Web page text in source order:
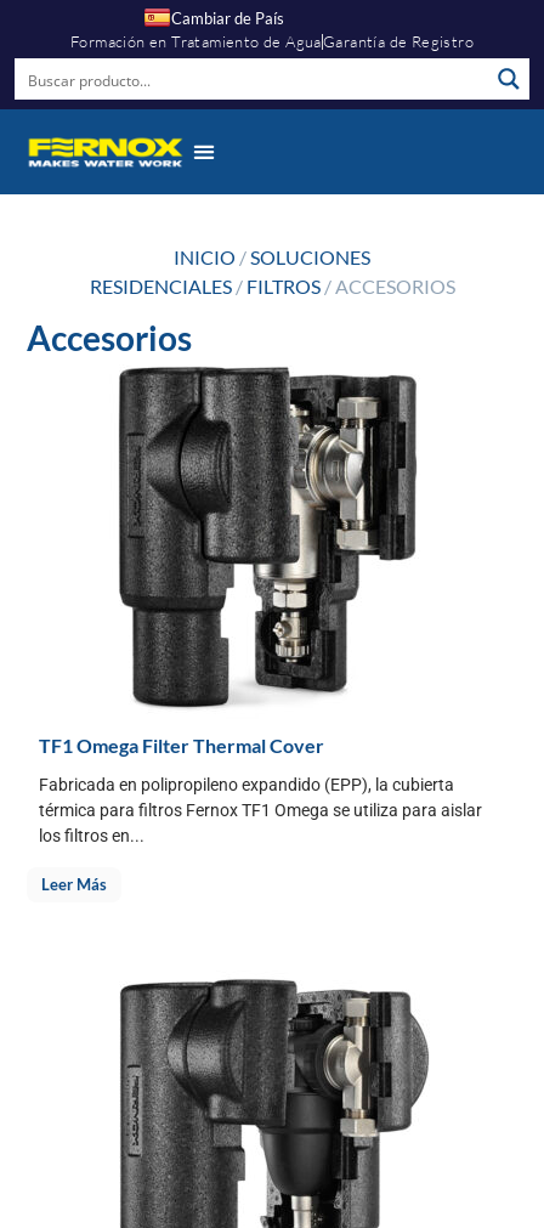
Cambiar de País
Formación en Tratamiento de AguaGarantía de Registro
INICIO /SOLUCIONES
RESIDENCIALES/ FILTROS/ ACCESORIOS
Accesorios
TF1 Omega Filter Thermal Cover
Fabricada en polipropileno expandido (EPP), la cubierta
térmica para filtros Fernox TF1 Omega se utiliza para aislar
los filtros en...
Leer Más